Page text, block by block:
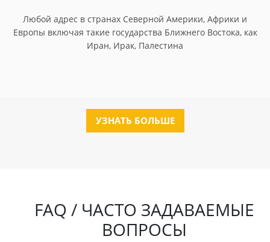
Любой адрес в странах Северной Америки, Африки и
Европы включая такие государства Ближнего Востока, как
Иран, Ирак, Палестина
УЗНАТЬ БОЛЬШЕ
FAQ / ЧАСТО ЗАДАВАЕМЫЕ
ВОПРОСЫ